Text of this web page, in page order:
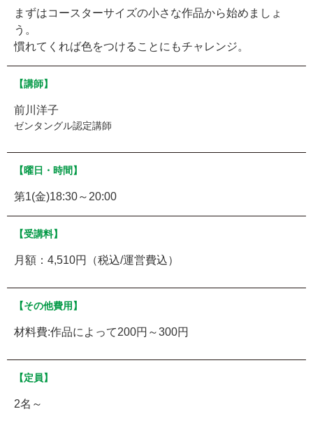
まずはコースターサイズの小さな作品から始めましょ
う。
慣れてくれば色をつけることにもチャレンジ。
【講師】
前川洋子
ゼンタングル認定講師
【曜日・時間】
第1(金)18:30～20:00
【受講料】
月額：4,510円（税込/運営費込）
【その他費用】
材料費:作品によって200円～300円
【定員】
2名～